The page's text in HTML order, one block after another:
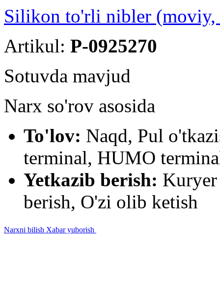
Silikon to'rli nibler (moviy,
Artikul: P-0925270
Sotuvda mavjud
Narx so'rov asosida
To'lov: Naqd, Pul
terminal, HUMO
Yetkazib berish:
berish, O'zi olib ketish
Narxni bilish Xabar yuborish